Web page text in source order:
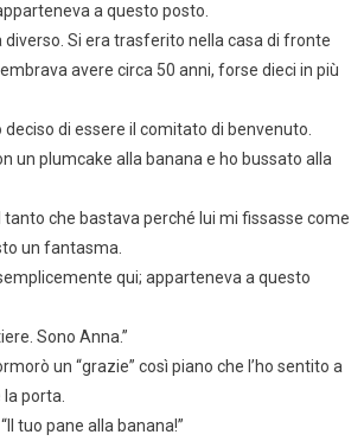
a questo posto.
diverso. Si era trasferito nella casa di fronte
avere circa 50 anni, forse dieci in più
deciso di essere il comitato di benvenuto.
un plumcake alla banana e ho bussato alla
tanto che bastava perché lui mi fissasse come
un fantasma.
qui; apparteneva a questo
Sono Anna.”
un “grazie” così piano che l’ho sentito a
la porta.
tuo pane alla banana!”